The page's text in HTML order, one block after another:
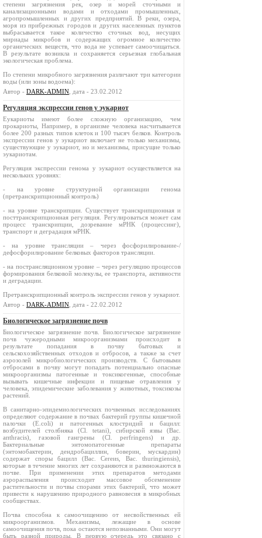
степени загрязнения рек, озер и морей сточными и
канализационными водами и отходами промышленных,
агропромышленных и других предприятий. В реки, озера,
моря из прибрежных городов и других населенных пунктов
выбрасывается такое количество сточных вод, несущих
мириады микробов и содержащих огромное количество
органических веществ, что вода не успевает самоочищаться.
В результате возникла и сохраняется серьезная глобальная
экологическая проблема.
По степени микробного загрязнения различают три категории
воды (или зоны водоема):
Автор - DARK-ADMIN , дата - 23.02.2012
Регуляция экспрессии генов у эукариот
Еукариоты имеют более сложную организацию, чем
прокариоты, Например, в организме человека насчитывается
более 200 разных типов клеток и 100 тысяч белков. Контроль
экспрессии генов у эукариот включает не только механизмы,
существующие у эукариот, но и механизмы, присущие только
эукариотам.
Регуляция экспрессии генома у эукариот осуществляется на
нескольких уровнях:
- на уровне структурной организации генома
(претранскрипционный контроль)
- на уровне транскрипции. Существует транскрипционная и
посттранскрипционная регуляция. Регулироваться может сам
процесс транскрипции, дозревание мРНК (процессинг),
транспорт и деградация мРНК.
- на уровне трансляции – через фосфорилирование-/
дефосфорилирование белковых факторов трансляции.
- на пострансляционном уровне – через регуляцию процессов
формирования белковой молекулы, ее транспорта, активности
и деградации.
Претранскрипционный контроль экспрессии генов у эукариот.
Автор - DARK-ADMIN , дата - 22.02.2012
Биологическое загрязнение почв
Биологическое загрязнение почв. Биологическое загрязнение
почв чужеродными микроорганизмами происходит в
результате попадания в почву бытовых и
сельскохозяйственных отходов и отбросов, а также за счет
аэрозолей микробиологических производств. С бытовыми
отбросами в почву могут попадать потенциально опасные
микроорганизмы патогенные и токсикогенные, способные
вызывать кишечные инфекции и пищевые отравления у
человека, эпидемические заболевания у животных, токсикозы
растений.
В санитарно-эпидемиологических почвенных исследованиях
определяют содержание в почвах бактерий группы кишечной
палочки (E.coli) и патогенных клостридий и бацилл:
возбудителей столбняка (Сl. tetani), сибирской язвы (Вас.
апthrаcis), газовой гангрены (Сl. реrfringens) и др.
Бактериальные энтомопатогенные препараты
(энтомобактерин, дендробациллин, боверин, мускардин)
содержат споры бацилл (Вас. Сеrеиs, Вас. thuringiensis),
которые в течение многих лет сохраняются и размножаются в
почве. При применении этих препаратов методами
аэрораспыления происходит массовое обсеменение
растительности и почвы спорами этих бактерий, что может
привести к нарушению природного равновесия в микробных
сообществах.
Почва способна к самоочищению от несвойственных ей
микроорганизмов. Механизмы, лежащие в основе
самоочищения почв, пока остаются непознанными. Они могут
быть разной природы. В первую очередь это связано с